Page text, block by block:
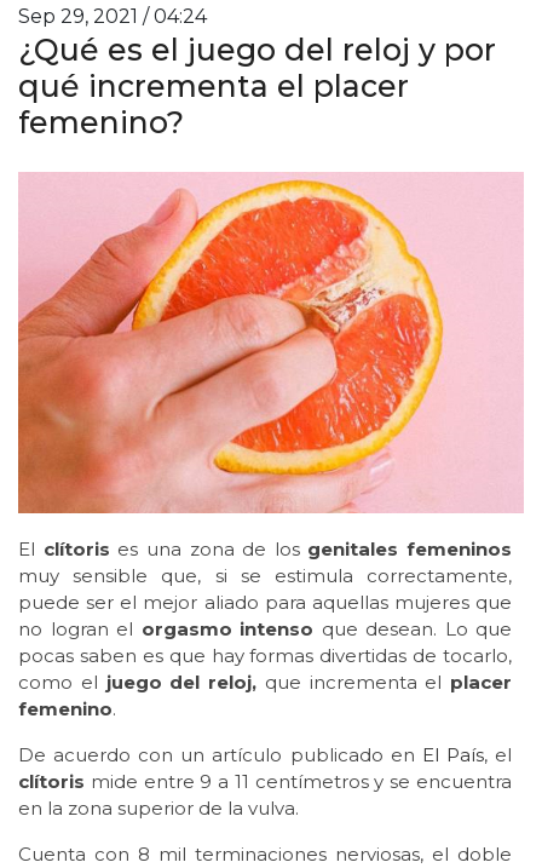
Sep 29, 2021 / 04:24
¿Qué es el juego del reloj y por
qué incrementa el placer
femenino?
El clítoris es una zona de losgenitales femeninos
muy sensible que, si se estimula correctamente,
puede ser el mejor aliado para aquellas mujeres que
no logran el orgasmo intenso que desean. Lo que
pocas saben es que hay formas divertidas de tocarlo,
como el juego del reloj, que incrementa el placer
femenino.
De acuerdo con un artículo publicado en El País, el
clítoris mide entre 9 a 11 centímetros y se encuentra
en la zona superior de la vulva.
Cuenta con 8 mil terminaciones nerviosas, el doble